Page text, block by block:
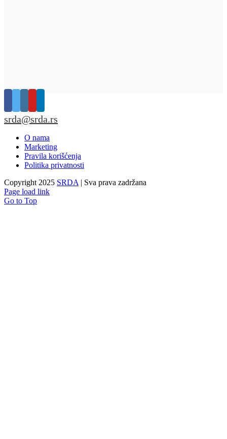
srda@srda.rs
O nama
Marketing
Pravila korišćenja
Politika privatnosti
Copyright 2025 SRDA | Sva prava zadržana
Page load link
Go to Top